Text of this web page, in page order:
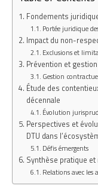
Fondements
Portée juridique
Impact du non-
Exclusions et
Prévention et
Gestion
Étude des
décennale
Évolution
Perspectives et
DTU dans
Défis émergents
Synthèse pratique
Relations avec les